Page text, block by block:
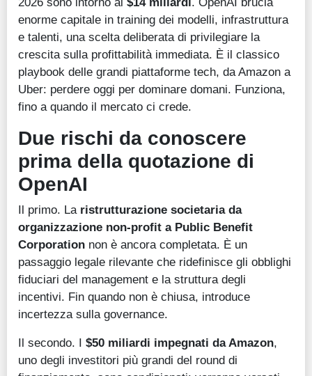
enorme capitale in training dei modelli, infrastruttura
e talenti, una scelta deliberata di privilegiare la
crescita sulla profittabilità immediata. È il classico
playbook delle grandi piattaforme tech, da Amazon a
Uber: perdere oggi per dominare domani. Funziona,
fino a quando il mercato ci crede.
Due rischi da conoscere
prima della quotazione di
OpenAI
Il primo. La ristrutturazione societaria da
organizzazione non-profit a Public Benefit
Corporation non è ancora completata. È un
passaggio legale rilevante che ridefinisce gli obblighi
fiduciari del management e la struttura degli
incentivi. Fin quando non è chiusa, introduce
incertezza sulla governance.
Il secondo. I $50 miliardi impegnati da Amazon,
uno degli investitori più grandi del round di